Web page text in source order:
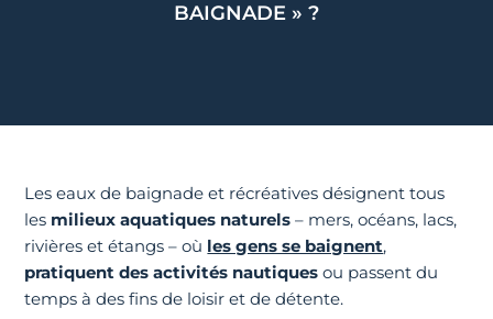
BAIGNADE » ?
Les eaux de baignade et récréatives désignent tous
les milieux aquatiques naturels – mers, océans, lacs,
rivières et étangs – où les gens se baignent,
pratiquent des activités nautiques ou passent du
temps à des fins de loisir et de détente.